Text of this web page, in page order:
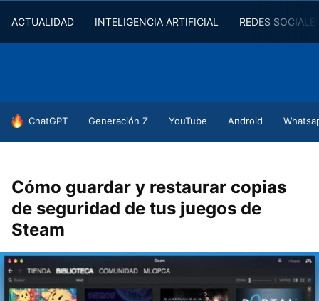
ACTUALIDAD INTELIGENCIA ARTIFICIAL REDES
HOY SE HABLA DE
ChatGPT Generación Z YouTube Android
Cómo guardar y restaurar copias
de seguridad de tus juegos de
Steam